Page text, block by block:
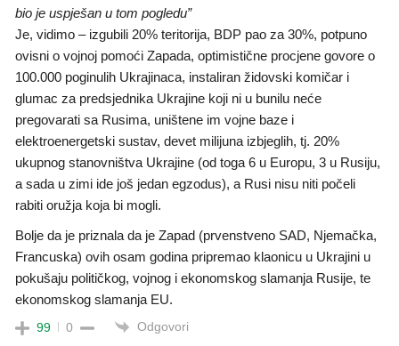
bio je uspješan u tom pogledu”
Je, vidimo – izgubili 20% teritorija, BDP pao za 30%, potpuno
ovisni o vojnoj pomoći Zapada, optimistične procjene govore o
100.000 poginulih Ukrajinaca, instaliran židovski komičar i
glumac za predsjednika Ukrajine koji ni u bunilu neće
pregovarati sa Rusima, uništene im vojne baze i
elektroenergetski sustav, devet milijuna izbjeglih, tj. 20%
ukupnog stanovništva Ukrajine (od toga 6 u Europu, 3 u Rusiju,
a sada u zimi ide još jedan egzodus), a Rusi nisu niti počeli
rabiti oružja koja bi mogli.
Bolje da je priznala da je Zapad (prvenstveno SAD, Njemačka,
Francuska) ovih osam godina pripremao klaonicu u Ukrajini u
pokušaju političkog, vojnog i ekonomskog slamanja Rusije, te
ekonomskog slamanja EU.
99 0 Odgovori